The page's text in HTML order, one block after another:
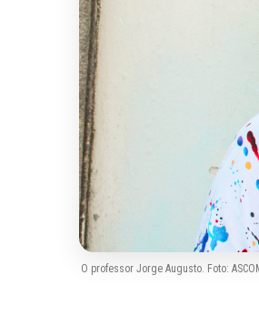
O professor Jorge Augusto. Foto: